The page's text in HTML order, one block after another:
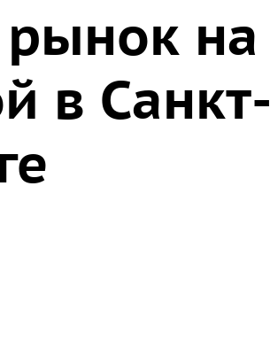
на
в Санкт-